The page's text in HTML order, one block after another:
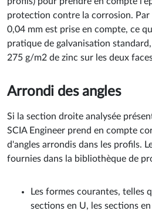
protection contre la corrosion.
0,04 mm est prise en compte, ce
pratique de galvanisation
275 g/m2 de zinc sur les deux
Arrondi des angles
Si la section droite analysée
SCIA Engineer prend en compte
d'angles arrondis dans les profils.
fournies dans la bibliothèque de
Les formes courantes, telles
sections en U, les sections